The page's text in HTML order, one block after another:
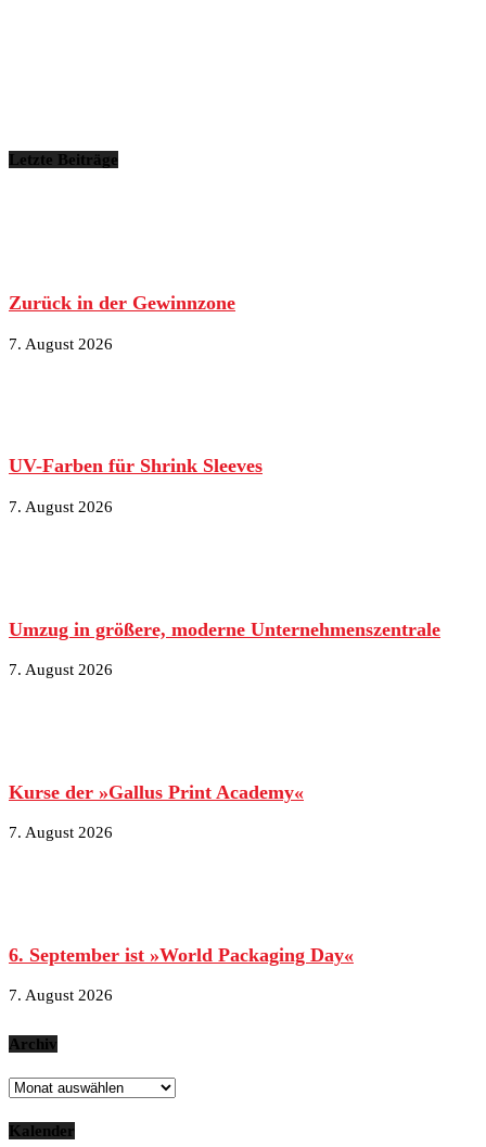
Letzte Beiträge
Zurück in der Gewinnzone
7. August 2026
UV-Farben für Shrink Sleeves
7. August 2026
Umzug in größere, moderne Unternehmenszentrale
7. August 2026
Kurse der »Gallus Print Academy«
7. August 2026
6. September ist »World Packaging Day«
7. August 2026
Archiv
Archiv
Kalender